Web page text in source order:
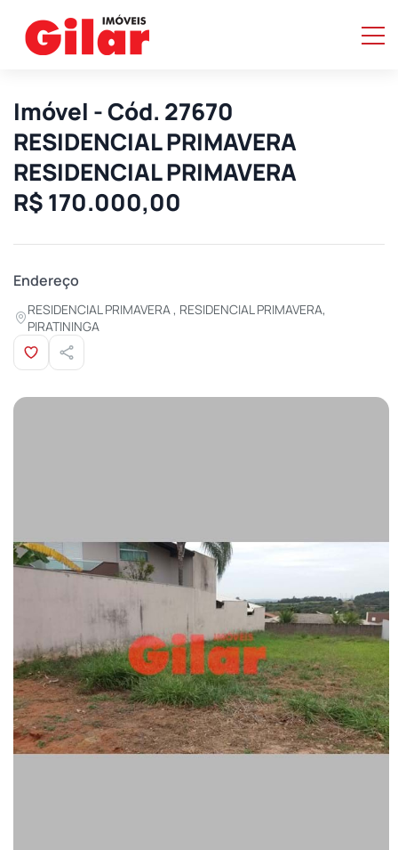
Imóvel - Cód. 27670
RESIDENCIAL PRIMAVERA
RESIDENCIAL PRIMAVERA
R$ 170.000,00
Endereço
RESIDENCIAL PRIMAVERA , RESIDENCIAL PRIMAVERA,
PIRATININGA